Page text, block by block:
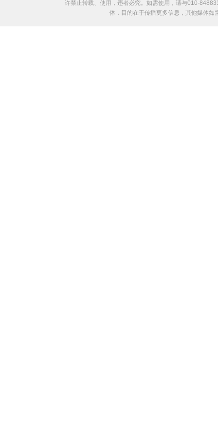
许禁止转载、使用，违者必究。如需使用，请与010-
体，目的在于传播更多信息，其他媒体